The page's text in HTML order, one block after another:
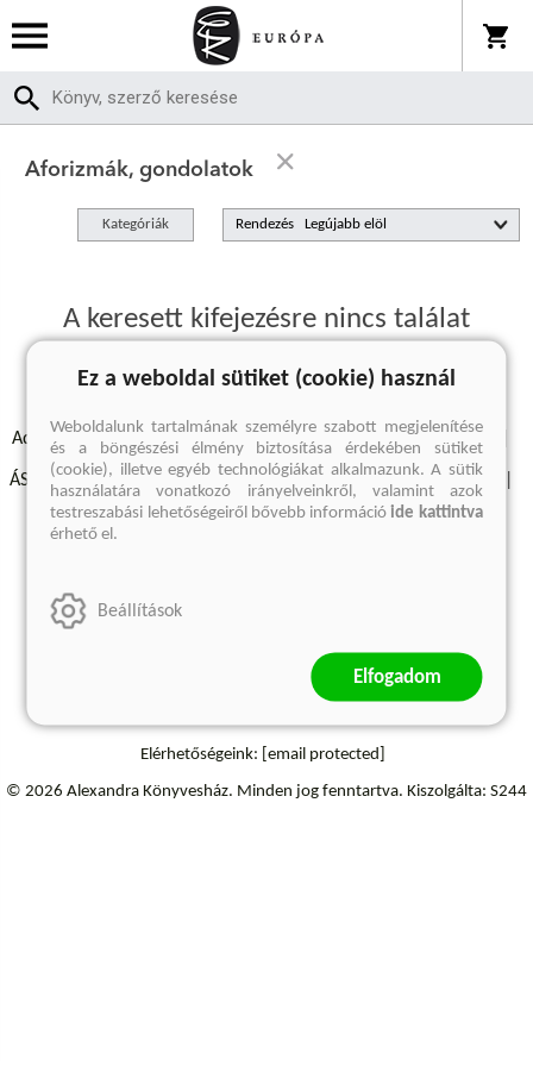
Aforizmák, gondolatok
Kategóriák Rendezés
A keresett kifejezésre nincs találat
Adatvédelmi szabályzatok Elállási felmondási nyilatkozat
ÁSZF - Vásárlási feltételek A kiadóról Süti beállítások
Árkötött termékek Kommentelési szabályzat
Elérhetőségeink: [email protected]
© 2026 Alexandra Könyvesház. Minden jog fenntartva. Kiszolgálta: S244
Ez a weboldal sütiket (cookie) használ
Weboldalunk tartalmának személyre szabott megjelenítése
és a böngészési élmény biztosítása érdekében sütiket
(cookie), illetve egyéb technológiákat alkalmazunk. A sütik
használatára vonatkozó irányelveinkről, valamint azok
testreszabási lehetőségeiről bővebb információide kattintva
érhető el.
Beállítások
Elfogadom